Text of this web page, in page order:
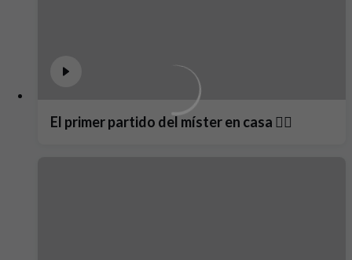
El primer partido del míster en casa ❤️‍🔥